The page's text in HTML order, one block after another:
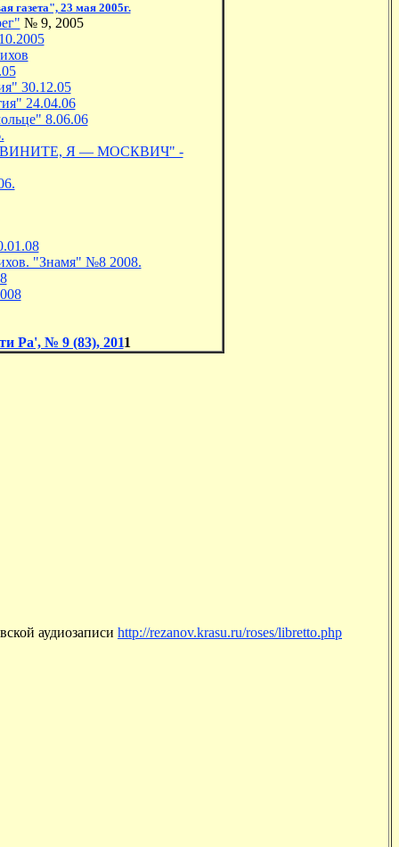
23 мая 2005г.
№ 9, 2005
30.12.05
24.04.06
8.06.06
Я — МОСКВИЧ" -
"Знамя" №8 2008.
№ 9 (83), 2011
аудиозаписи http://rezanov.krasu.ru/roses/libretto.php